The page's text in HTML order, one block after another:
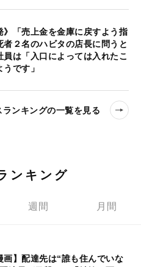
》「売上金を金庫に戻すよう指
者２名のハビタの店長に問うと
は「入口によっては入れたこ
です」
ランキングの一覧を見る
ンキング
週間 月間
画】配達先は“誰も住んでいな